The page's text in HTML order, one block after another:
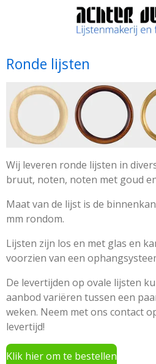
de
hoofdinhoud
Ronde lijsten
Wij leveren ronde lijsten in
bruut, noten, noten met goud
Maat van de lijst is de
mm rondom.
Lijsten zijn los en met glas en
voorzien van een
De levertijden op ovale lijsten
aanbod variëren tussen een
weken. Neem met ons contact
levertijd!
Klik hier om te bestellen